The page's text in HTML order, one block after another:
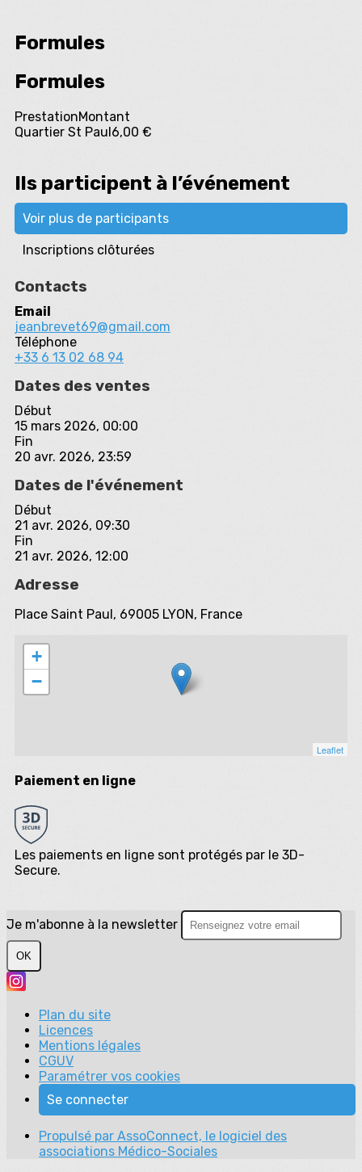
Formules
Formules
PrestationMontant
Quartier St Paul6,00 €
Ils participent à l’événement
Voir plus de participants
Inscriptions clôturées
Contacts
Email
jeanbrevet69@gmail.com
Téléphone
+33 6 13 02 68 94
Dates des ventes
Début
15 mars 2026, 00:00
Fin
20 avr. 2026, 23:59
Dates de l'événement
Début
21 avr. 2026, 09:30
Fin
21 avr. 2026, 12:00
Adresse
Place Saint Paul, 69005 LYON, France
+
−
Leaflet
Paiement en ligne
Les paiements en ligne sont protégés par le 3D-
Secure.
Je m'abonne à la newsletter
OK
Plan du site
Licences
Mentions légales
CGUV
Paramétrer vos cookies
Se connecter
Propulsé par AssoConnect, le logiciel des
associations Médico-Sociales